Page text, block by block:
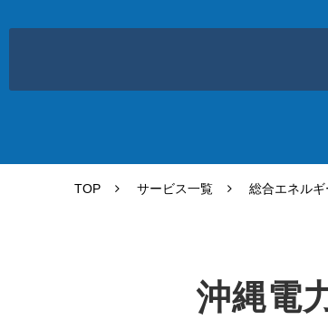
TOP サービス一覧 総合エネルギ
沖縄電